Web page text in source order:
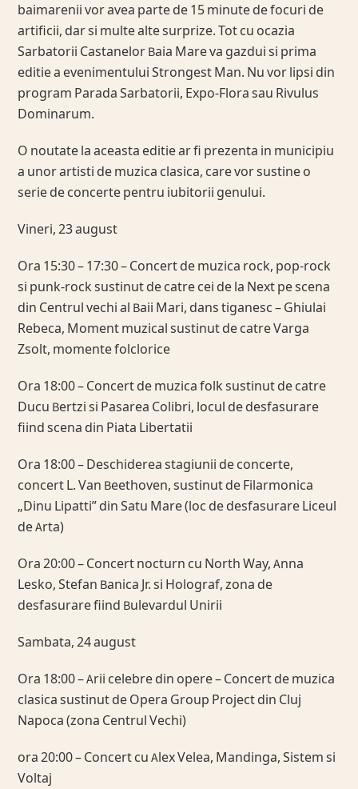
baimarenii vor avea parte de 15 minute de focuri de
artificii, dar si multe alte surprize. Tot cu ocazia
Sarbatorii Castanelor Baia Mare va gazdui si prima
editie a evenimentului Strongest Man. Nu vor lipsi din
program Parada Sarbatorii, Expo-Flora sau Rivulus
Dominarum.
O noutate la aceasta editie ar fi prezenta in municipiu
a unor artisti de muzica clasica, care vor sustine o
serie de concerte pentru iubitorii genului.
Vineri, 23 august
Ora 15:30 – 17:30 – Concert de muzica rock, pop-rock
si punk-rock sustinut de catre cei de la Next pe scena
din Centrul vechi al Baii Mari, dans tiganesc – Ghiulai
Rebeca, Moment muzical sustinut de catre Varga
Zsolt, momente folclorice
Ora 18:00 – Concert de muzica folk sustinut de catre
Ducu Bertzi si Pasarea Colibri, locul de desfasurare
fiind scena din Piata Libertatii
Ora 18:00 – Deschiderea stagiunii de concerte,
concert L. Van Beethoven, sustinut de Filarmonica
„Dinu Lipatti” din Satu Mare (loc de desfasurare Liceul
de Arta)
Ora 20:00 – Concert nocturn cu North Way, Anna
Lesko, Stefan Banica Jr. si Holograf, zona de
desfasurare fiind Bulevardul Unirii
Sambata, 24 august
Ora 18:00 – Arii celebre din opere – Concert de muzica
clasica sustinut de Opera Group Project din Cluj
Napoca (zona Centrul Vechi)
ora 20:00 – Concert cu Alex Velea, Mandinga, Sistem si
Voltaj